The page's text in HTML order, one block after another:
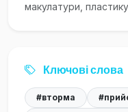
макулатури,
Ключові слова
#вторма